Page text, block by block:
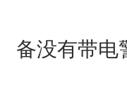
备没有带电